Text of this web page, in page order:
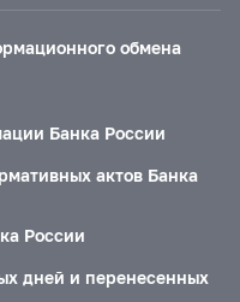
обмена
Банка России
актов Банка
России
дней и перенесенных